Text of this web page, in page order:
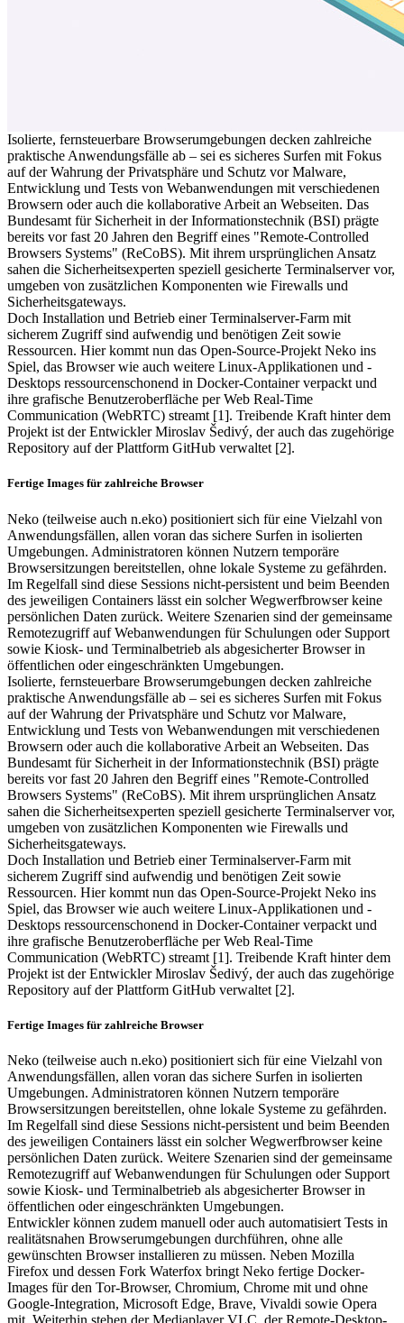
Isolierte, fernsteuerbare Browserumgebungen decken zahlreiche
praktische Anwendungsfälle ab – sei es sicheres Surfen mit Fokus
auf der Wahrung der Privatsphäre und Schutz vor Malware,
Entwicklung und Tests von Webanwendungen mit verschiedenen
Browsern oder auch die kollaborative Arbeit an Webseiten. Das
Bundesamt für Sicherheit in der Informationstechnik (BSI) prägte
bereits vor fast 20 Jahren den Begriff eines "Remote-Controlled
Browsers Systems" (ReCoBS). Mit ihrem ursprünglichen Ansatz
sahen die Sicherheitsexperten speziell gesicherte Terminalserver vor,
umgeben von zusätzlichen Komponenten wie Firewalls und
Sicherheitsgateways.
Doch Installation und Betrieb einer Terminalserver-Farm mit
sicherem Zugriff sind aufwendig und benötigen Zeit sowie
Ressourcen. Hier kommt nun das Open-Source-Projekt Neko ins
Spiel, das Browser wie auch weitere Linux-Applikationen und -
Desktops ressourcenschonend in Docker-Container verpackt und
ihre grafische Benutzeroberfläche per Web Real-Time
Communication (WebRTC) streamt [1]. Treibende Kraft hinter dem
Projekt ist der Entwickler Miroslav Šedivý, der auch das zugehörige
Repository auf der Plattform GitHub verwaltet [2].
Fertige Images für zahlreiche Browser
Neko (teilweise auch n.eko) positioniert sich für eine Vielzahl von
Anwendungsfällen, allen voran das sichere Surfen in isolierten
Umgebungen. Administratoren können Nutzern temporäre
Browsersitzungen bereitstellen, ohne lokale Systeme zu gefährden.
Im Regelfall sind diese Sessions nicht-persistent und beim Beenden
des jeweiligen Containers lässt ein solcher Wegwerfbrowser keine
persönlichen Daten zurück. Weitere Szenarien sind der gemeinsame
Remotezugriff auf Webanwendungen für Schulungen oder Support
sowie Kiosk- und Terminalbetrieb als abgesicherter Browser in
öffentlichen oder eingeschränkten Umgebungen.
Isolierte, fernsteuerbare Browserumgebungen decken zahlreiche
praktische Anwendungsfälle ab – sei es sicheres Surfen mit Fokus
auf der Wahrung der Privatsphäre und Schutz vor Malware,
Entwicklung und Tests von Webanwendungen mit verschiedenen
Browsern oder auch die kollaborative Arbeit an Webseiten. Das
Bundesamt für Sicherheit in der Informationstechnik (BSI) prägte
bereits vor fast 20 Jahren den Begriff eines "Remote-Controlled
Browsers Systems" (ReCoBS). Mit ihrem ursprünglichen Ansatz
sahen die Sicherheitsexperten speziell gesicherte Terminalserver vor,
umgeben von zusätzlichen Komponenten wie Firewalls und
Sicherheitsgateways.
Doch Installation und Betrieb einer Terminalserver-Farm mit
sicherem Zugriff sind aufwendig und benötigen Zeit sowie
Ressourcen. Hier kommt nun das Open-Source-Projekt Neko ins
Spiel, das Browser wie auch weitere Linux-Applikationen und -
Desktops ressourcenschonend in Docker-Container verpackt und
ihre grafische Benutzeroberfläche per Web Real-Time
Communication (WebRTC) streamt [1]. Treibende Kraft hinter dem
Projekt ist der Entwickler Miroslav Šedivý, der auch das zugehörige
Repository auf der Plattform GitHub verwaltet [2].
Fertige Images für zahlreiche Browser
Neko (teilweise auch n.eko) positioniert sich für eine Vielzahl von
Anwendungsfällen, allen voran das sichere Surfen in isolierten
Umgebungen. Administratoren können Nutzern temporäre
Browsersitzungen bereitstellen, ohne lokale Systeme zu gefährden.
Im Regelfall sind diese Sessions nicht-persistent und beim Beenden
des jeweiligen Containers lässt ein solcher Wegwerfbrowser keine
persönlichen Daten zurück. Weitere Szenarien sind der gemeinsame
Remotezugriff auf Webanwendungen für Schulungen oder Support
sowie Kiosk- und Terminalbetrieb als abgesicherter Browser in
öffentlichen oder eingeschränkten Umgebungen.
Entwickler können zudem manuell oder auch automatisiert Tests in
realitätsnahen Browserumgebungen durchführen, ohne alle
gewünschten Browser installieren zu müssen. Neben Mozilla
Firefox und dessen Fork Waterfox bringt Neko fertige Docker-
Images für den Tor-Browser, Chromium, Chrome mit und ohne
Google-Integration, Microsoft Edge, Brave, Vivaldi sowie Opera
mit. Weiterhin stehen der Mediaplayer VLC, der Remote-Desktop-